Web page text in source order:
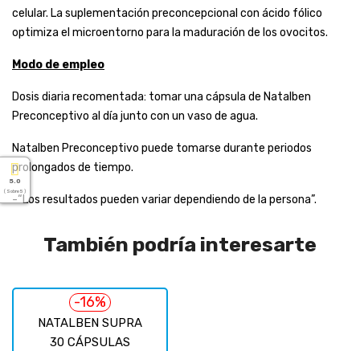
celular. La suplementación preconcepcional con ácido fólico
optimiza el microentorno para la maduración de los ovocitos.
Modo de empleo
Dosis diaria recomentada: tomar una cápsula de Natalben
Preconceptivo al día junto con un vaso de agua.
Natalben Preconceptivo puede tomarse durante periodos
prolongados de tiempo.
-“Los resultados pueden variar dependiendo de la persona”.
También podría interesarte
NATALBEN SUPRA
30 CÁPSULAS
-16%
5.0
( Sobre 5 )